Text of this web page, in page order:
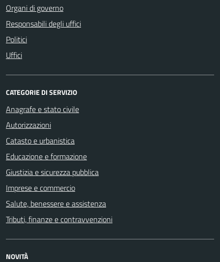
Organi di governo
Responsabili degli uffici
Politici
Uffici
CATEGORIE DI SERVIZIO
Anagrafe e stato civile
Autorizzazioni
Catasto e urbanistica
Educazione e formazione
Giustizia e sicurezza pubblica
Imprese e commercio
Salute, benessere e assistenza
Tributi, finanze e contravvenzioni
NOVITÀ